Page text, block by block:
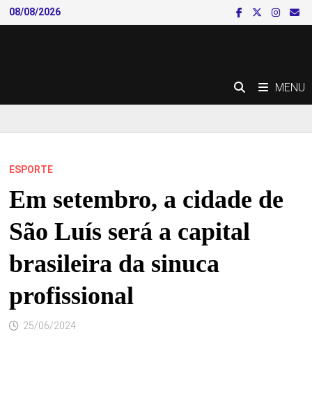
Skip
to
08/08/2026
MENU
ESPORTE
Em setembro, a cidade de
São Luís será a capital
brasileira da sinuca
profissional
25/06/2024